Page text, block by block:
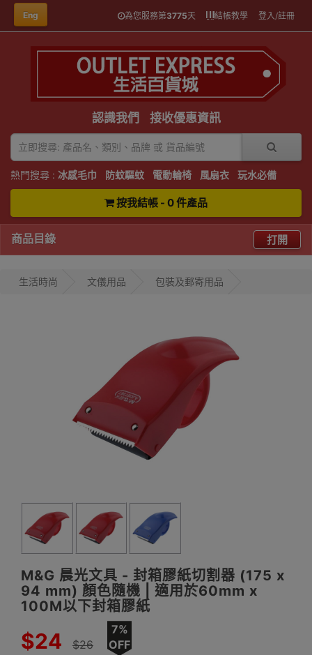
Eng 為您服務第3775天 結帳教學 登入/註冊
認識我們 接收優惠資訊
熱門搜尋 : 冰感毛巾 防蚊驅蚊 電動輪椅 風扇衣 玩水必備
按我結帳 - 0 件產品
商品目錄 打開
生活時尚 文儀用品 包裝及郵寄用品
M&G 晨光文具 - 封箱膠紙切割器 (175 x
94 mm) 顏色隨機 | 適用於60mm x
100M以下封箱膠紙
$24 $26
7%
OFF